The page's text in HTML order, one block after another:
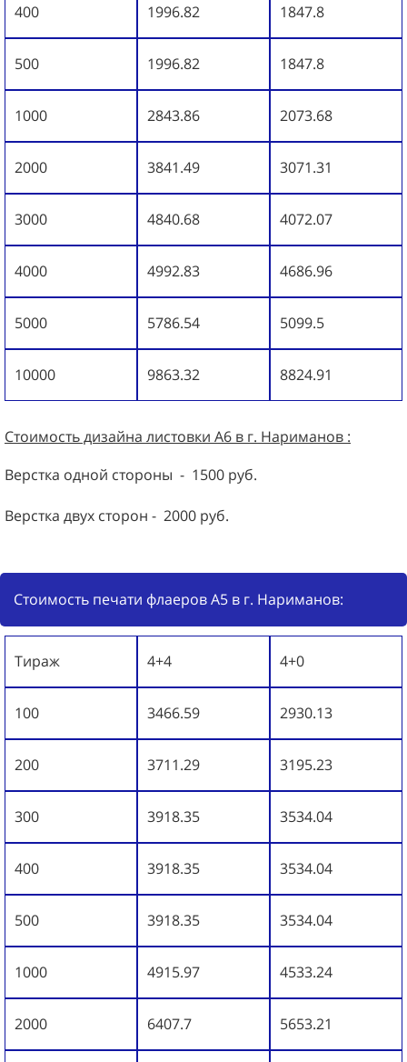
400 1996.82 1847.8
500 1996.82 1847.8
1000 2843.86 2073.68
2000 3841.49 3071.31
3000 4840.68 4072.07
4000 4992.83 4686.96
5000 5786.54 5099.5
10000 9863.32 8824.91
Стоимость дизайна листовки А6 в г. Нариманов :
Верстка одной стороны - 1500 руб.
Верстка двух сторон - 2000 руб.
Стоимость печати флаеров А5 в г. Нариманов:
Тираж 4+4 4+0
100 3466.59 2930.13
200 3711.29 3195.23
300 3918.35 3534.04
400 3918.35 3534.04
500 3918.35 3534.04
1000 4915.97 4533.24
2000 6407.7 5653.21